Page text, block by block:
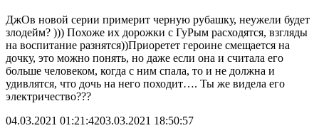
ДжОв новой серии примерит черную рубашку, неужели будет
злодейм? ))) Похоже их дорожки с ГуРым расходятся, взгляды
на воспитание разнятся))Приоретет героине смещается на
дочку, это можно понять, но даже если она и считала его
больше человеком, когда с ним спала, то и не должна и
удивлятся, что дочь на него походит…. Ты же видела его
электричество???
04.03.2021 01:21:4203.03.2021 18:50:57